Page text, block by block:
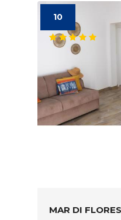
10
MAR DI FLORES